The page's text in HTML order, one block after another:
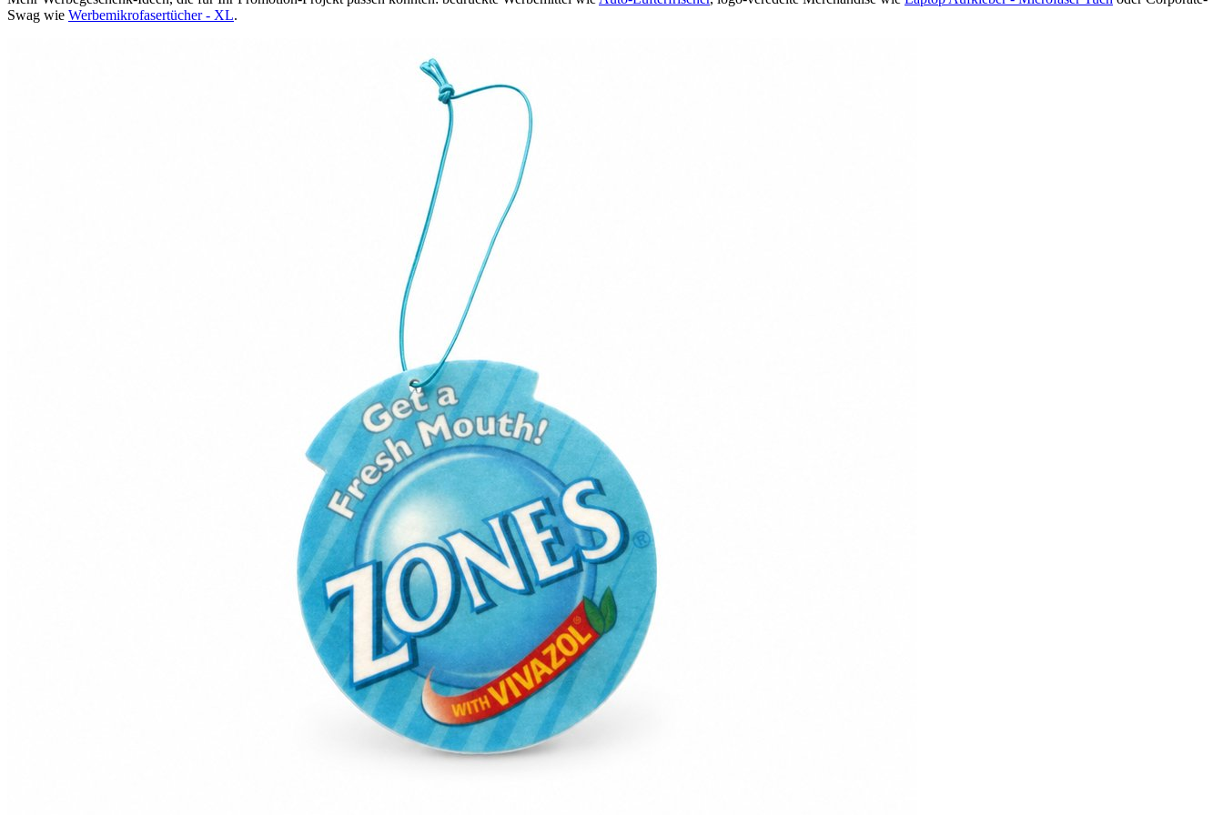
Swag wie Werbemikrofasertücher - XL.